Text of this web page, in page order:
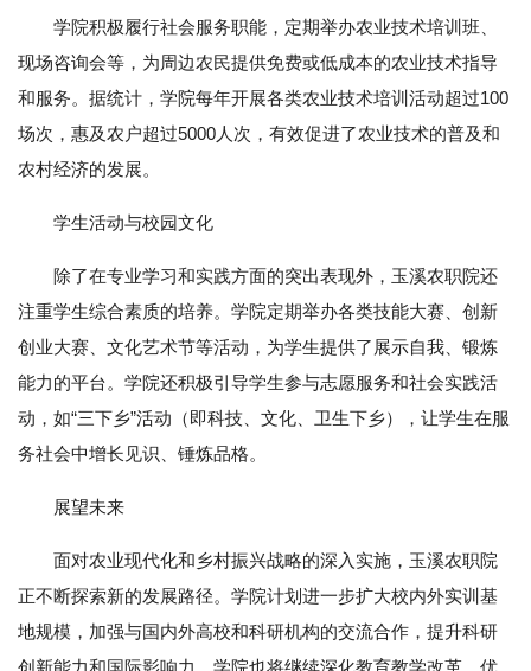
学院积极履行社会服务职能，定期举办农业技术培训班、
现场咨询会等，为周边农民提供免费或低成本的农业技术指导
和服务。据统计，学院每年开展各类农业技术培训活动超过100
场次，惠及农户超过5000人次，有效促进了农业技术的普及和
农村经济的发展。
学生活动与校园文化
除了在专业学习和实践方面的突出表现外，玉溪农职院还
注重学生综合素质的培养。学院定期举办各类技能大赛、创新
创业大赛、文化艺术节等活动，为学生提供了展示自我、锻炼
能力的平台。学院还积极引导学生参与志愿服务和社会实践活
动，如“三下乡”活动（即科技、文化、卫生下乡），让学生在服
务社会中增长见识、锤炼品格。
展望未来
面对农业现代化和乡村振兴战略的深入实施，玉溪农职院
正不断探索新的发展路径。学院计划进一步扩大校内外实训基
地规模，加强与国内外高校和科研机构的交流合作，提升科研
创新能力和国际影响力。学院也将继续深化教育教学改革，优